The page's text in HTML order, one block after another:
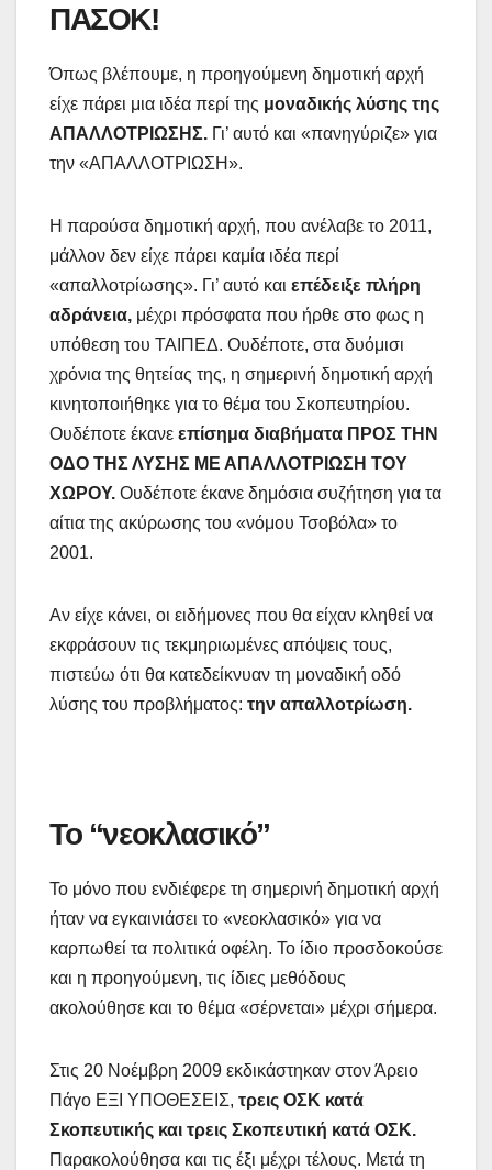
ΠΑΣΟΚ!
Όπως βλέπουμε, η προηγούμενη δημοτική αρχή
είχε πάρει μια ιδέα περί της μοναδικής λύσης της
ΑΠΑΛΛΟΤΡΙΩΣΗΣ. Γι’ αυτό και «πανηγύριζε» για
την «ΑΠΑΛΛΟΤΡΙΩΣΗ».
Η παρούσα δημοτική αρχή, που ανέλαβε το 2011,
μάλλον δεν είχε πάρει καμία ιδέα περί
«απαλλοτρίωσης». Γι’ αυτό και επέδειξε πλήρη
αδράνεια, μέχρι πρόσφατα που ήρθε στο φως η
υπόθεση του ΤΑΙΠΕΔ. Ουδέποτε, στα δυόμισι
χρόνια της θητείας της, η σημερινή δημοτική αρχή
κινητοποιήθηκε για το θέμα του Σκοπευτηρίου.
Ουδέποτε έκανε επίσημα διαβήματα ΠΡΟΣ ΤΗΝ
ΟΔΟ ΤΗΣ ΛΥΣΗΣ ΜΕ ΑΠΑΛΛΟΤΡΙΩΣΗ ΤΟΥ
ΧΩΡΟΥ. Ουδέποτε έκανε δημόσια συζήτηση για τα
αίτια της ακύρωσης του «νόμου Τσοβόλα» το
2001.
Αν είχε κάνει, οι ειδήμονες που θα είχαν κληθεί να
εκφράσουν τις τεκμηριωμένες απόψεις τους,
πιστεύω ότι θα κατεδείκνυαν τη μοναδική οδό
λύσης του προβλήματος: την απαλλοτρίωση.
Το “νεοκλασικό”
Το μόνο που ενδιέφερε τη σημερινή δημοτική αρχή
ήταν να εγκαινιάσει το «νεοκλασικό» για να
καρπωθεί τα πολιτικά οφέλη. Το ίδιο προσδοκούσε
και η προηγούμενη, τις ίδιες μεθόδους
ακολούθησε και το θέμα «σέρνεται» μέχρι σήμερα.
Στις 20 Νοέμβρη 2009 εκδικάστηκαν στον Άρειο
Πάγο ΕΞΙ ΥΠΟΘΕΣΕΙΣ, τρεις ΟΣΚ κατά
Σκοπευτικής και τρεις Σκοπευτική κατά ΟΣΚ.
Παρακολούθησα και τις έξι μέχρι τέλους. Μετά τη